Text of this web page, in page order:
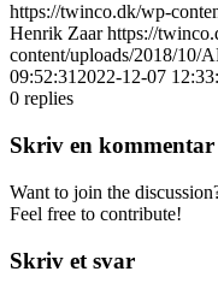
https://twinco.dk/wp-
Henrik Zaar https://
content/uploads/2018/10/
09:52:31 2022-12-07
0 replies
Skriv en kommentar
Want to join the
Feel free to contribute!
Skriv et svar